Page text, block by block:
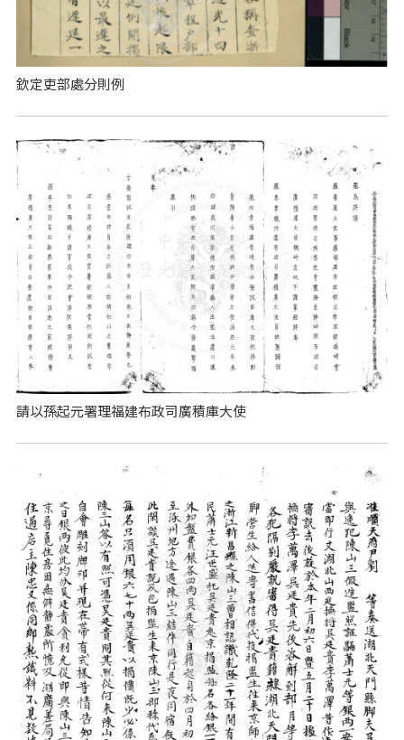
欽定吏部處分則例
請以孫起元署理福建布政司廣積庫大使